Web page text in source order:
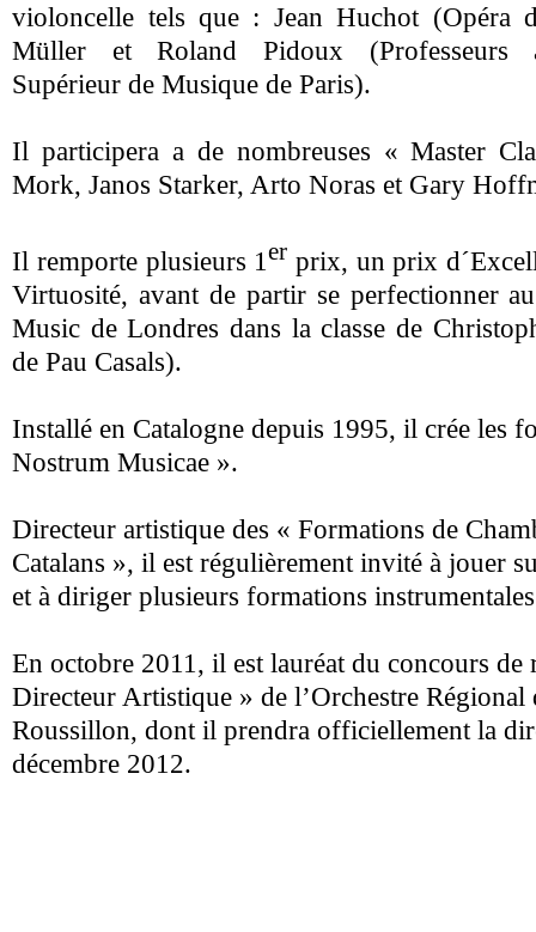
violoncelle tels que : Jean Huchot (Opéra
Müller et Roland Pidoux (Professeurs
Supérieur de Musique de Paris).
Il participera a de nombreuses « Master
Mork, Janos Starker, Arto Noras et Gary
Il remporte plusieurs 1er prix, un prix
Virtuosité, avant de partir se perfectionner
Music de Londres dans la classe de
de Pau Casals).
Installé en Catalogne depuis 1995, il crée les
Nostrum Musicae ».
Directeur artistique des « Formations de
Catalans », il est régulièrement invité à jouer
et à diriger plusieurs formations
En octobre 2011, il est lauréat du concours de
Directeur Artistique » de l’Orchestre Régional
Roussillon, dont il prendra officiellement la
décembre 2012.